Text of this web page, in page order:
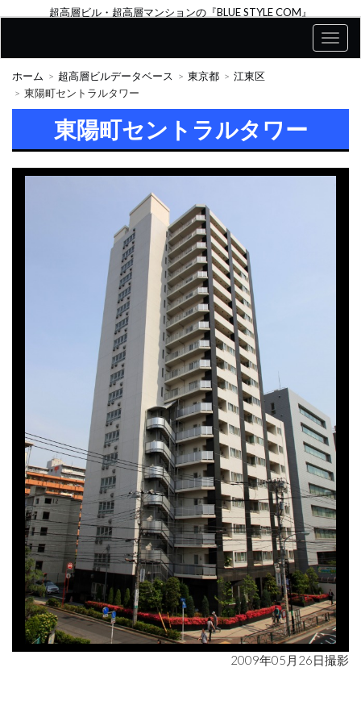
超高層ビル・超高層マンションの『BLUE STYLE COM』
ホーム 超高層ビルデータベース 東京都
江東区
東陽町セントラルタワー
東陽町セントラルタワー
2009年05月26日撮影